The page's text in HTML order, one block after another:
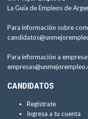
La Guía de Empleos de
Para información sobre
Para información a
CANDIDATOS
Regístrate
Ingresa a tu cuenta